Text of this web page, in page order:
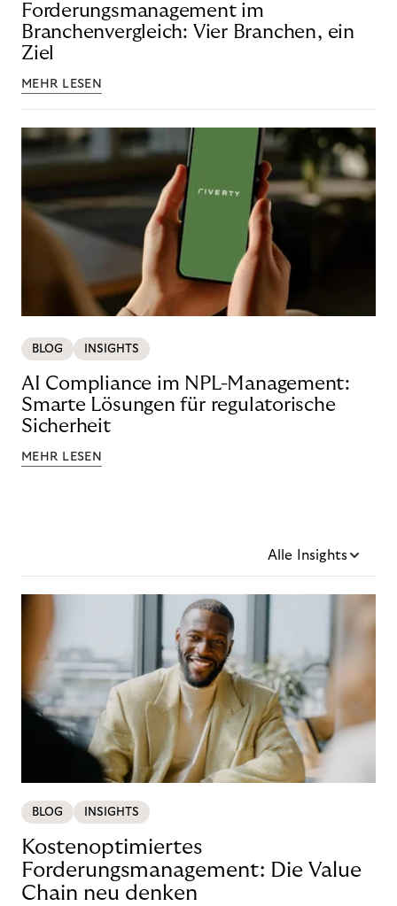
Forderungsmanagement im
Branchenvergleich: Vier Branchen, ein
Ziel
MEHR LESEN
BLOG INSIGHTS
AI Compliance im NPL-Management:
Smarte Lösungen für regulatorische
Sicherheit
MEHR LESEN
Alle Insights
BLOG INSIGHTS
Kostenoptimiertes
Forderungsmanagement: Die Value
Chain neu denken